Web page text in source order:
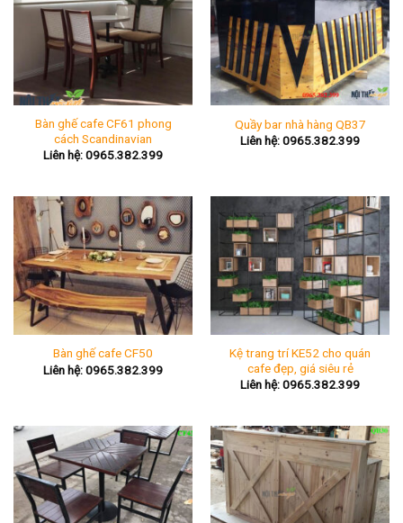
Bàn ghế cafe CF61 phong
cách Scandinavian
Liên hệ: 0965.382.399
Quầy bar nhà hàng QB37
Liên hệ: 0965.382.399
Bàn ghế cafe CF50
Liên hệ: 0965.382.399
Kệ trang trí KE52 cho quán
cafe đẹp, giá siêu rẻ
Liên hệ: 0965.382.399